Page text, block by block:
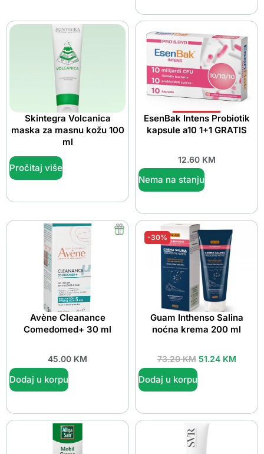
Skintegra Volcanica
maska za masnu kožu 100
ml
Pročitaj više
EsenBak Intens Probiotik
kapsule a10 1+1 GRATIS
12.60 KM
Nema na stanju
Avène Cleanance
Comedomed+ 30 ml
45.00 KM
Dodaj u korpu
-30%
Guam Inthenso Salina
noćna krema 200 ml
73.20KM 51.24 KM
Dodaj u korpu